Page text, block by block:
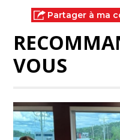
Partager à ma
VOUS